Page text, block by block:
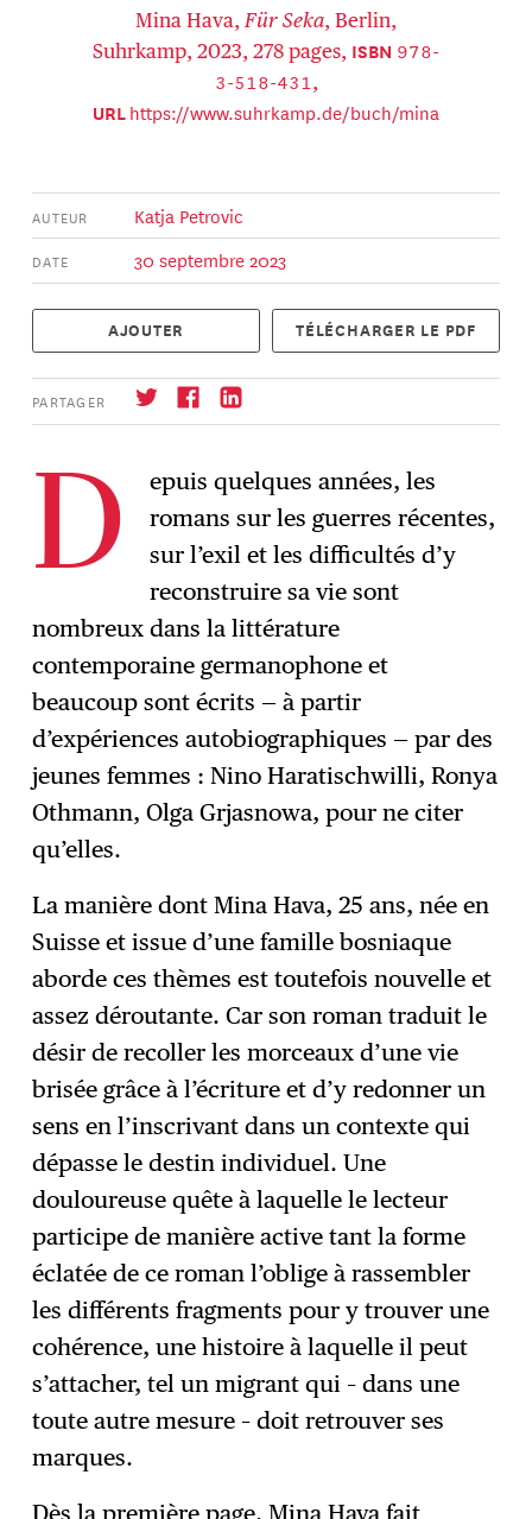
Mina Hava, Für Seka, Berlin,
Suhrkamp, 2023, 278 pages, ISBN 978-
3-518-431 ,
URLhttps://www.suhrkamp.de/buch/mina
AUTEUR Katja Petrovic
DATE 30 septembre 2023
AJOUTER TÉLÉCHARGER LE PDF
PARTAGER
D
epuis quelques années, les
romans sur les guerres récentes,
sur l’exil et les difficultés d’y
reconstruire sa vie sont
nombreux dans la littérature
contemporaine germanophone et
beaucoup sont écrits — à partir
d’expériences autobiographiques — par des
jeunes femmes : Nino Haratischwilli, Ronya
Othmann, Olga Grjasnowa, pour ne citer
qu’elles.
La manière dont Mina Hava, 25 ans, née en
Suisse et issue d’une famille bosniaque
aborde ces thèmes est toutefois nouvelle et
assez déroutante. Car son roman traduit le
désir de recoller les morceaux d’une vie
brisée grâce à l’écriture et d’y redonner un
sens en l’inscrivant dans un contexte qui
dépasse le destin individuel. Une
douloureuse quête à laquelle le lecteur
participe de manière active tant la forme
éclatée de ce roman l’oblige à rassembler
les différents fragments pour y trouver une
cohérence, une histoire à laquelle il peut
s’attacher, tel un migrant qui – dans une
toute autre mesure – doit retrouver ses
marques.
Dès la première page, Mina Hava fait